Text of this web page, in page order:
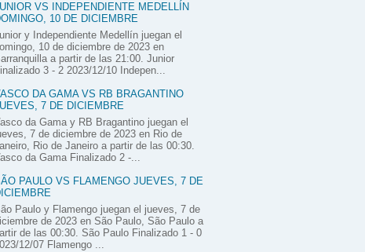
VS INDEPENDIENTE MEDELLÍN
10 DE DICIEMBRE
y Independiente Medellín juegan el
10 de diciembre de 2023 en
a partir de las 21:00. Junior
3 - 2 2023/12/10 Indepen...
DA GAMA VS RB BRAGANTINO
7 DE DICIEMBRE
da Gama y RB Bragantino juegan el
7 de diciembre de 2023 en Rio de
Rio de Janeiro a partir de las 00:30.
da Gama Finalizado 2 -...
PAULO VS FLAMENGO JUEVES, 7 DE
Paulo y Flamengo juegan el jueves, 7 de
de 2023 en São Paulo, São Paulo a
de las 00:30. São Paulo Finalizado 1 - 0
12/07 Flamengo ...